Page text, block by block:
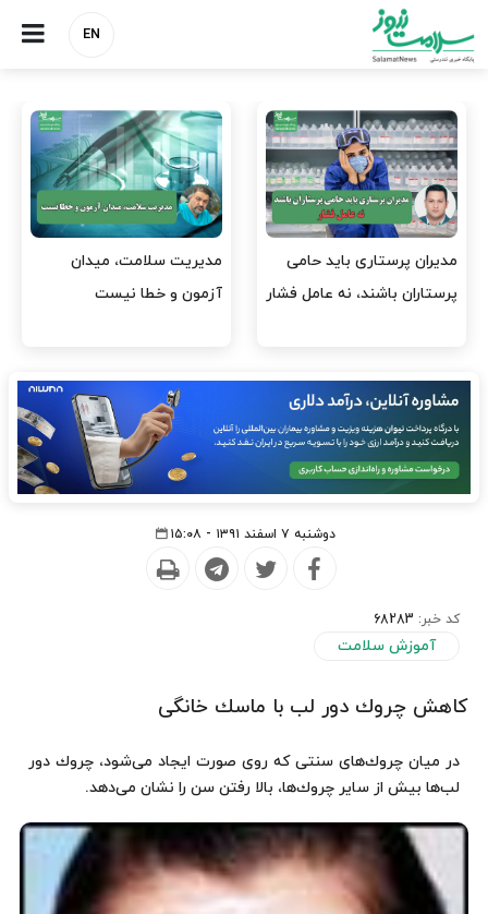
EN
وقت وزیر بهداشت باید صرف
افتتاح پروژه‌ها شود؟
واردات دارو و کالاهای اساسی
باید در اولویت تخصیص ارز
دوشنبه ۷ اسفند ۱۳۹۱ - ۱۵:۰۸
کد خبر: 68283
آموزش سلامت
كاهش‌ چروك دور ‌لب با ماسك‌ خانگی
در میان چروك‌های سنتی كه روی صورت ایجاد می‌شود، چروك دور
لب‌ها بیش از سایر چروك‌ها، بالا رفتن سن را نشان می‌دهد.